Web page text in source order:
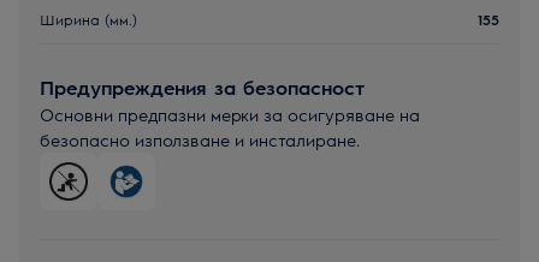
Ширина (мм.) 155
Предупреждения за безопасност
Основни предпазни мерки за осигуряване на
безопасно използване и инсталиране.